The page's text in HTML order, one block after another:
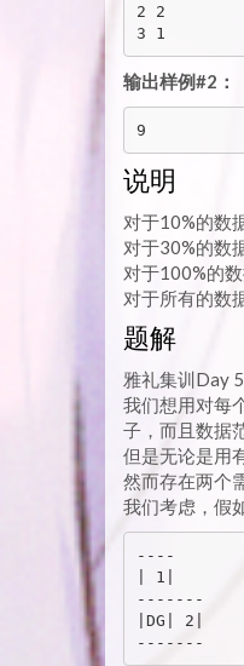
2 2
输出样例#2：
说明
对于10%的数
对于30%的数
对于100%的
对于所有的数
题解
雅礼集训Day
我们想用对每
子，而且数据
但是无论是用
然而存在两个
我们考虑，假
----
| 1|
-------
|DG| 2|